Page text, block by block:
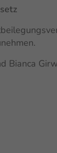
Bianca